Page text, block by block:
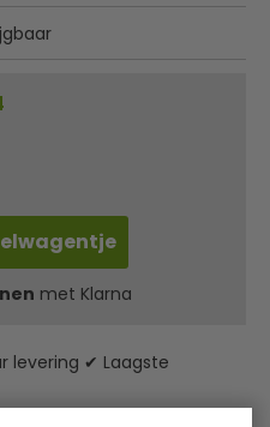
met Klarna
levering ✔ Laagste